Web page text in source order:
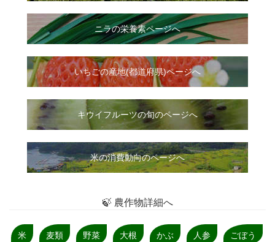
ニラの栄養素ページへ
いちごの産地(都道府県)ページへ
キウイフルーツの旬のページへ
米の消費動向のページへ
🍃 農作物詳細へ
米 麦類 野菜 大根 かぶ 人参 ごぼう